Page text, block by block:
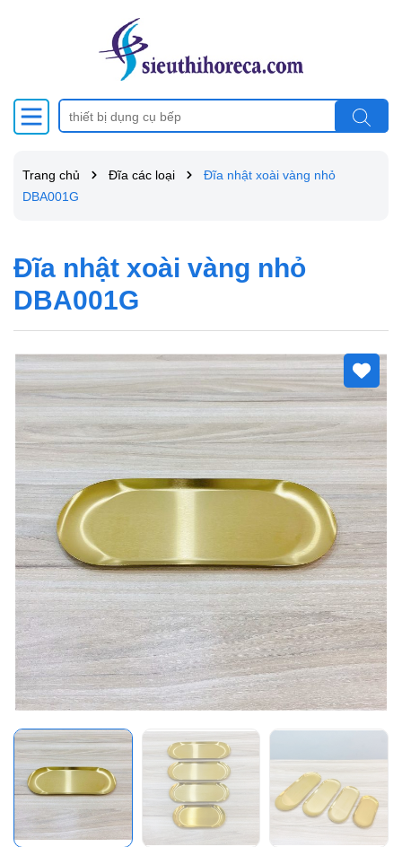
Trang chủ Đĩa các loại
Đĩa nhật xoài vàng nhỏ
DBA001G
Đĩa nhật xoài vàng nhỏ
DBA001G
Mã giảm giá: